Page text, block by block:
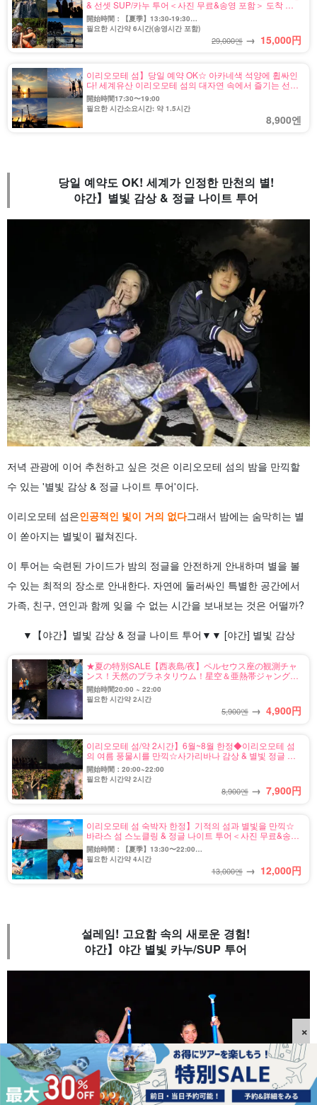
& 선셋 SUP/카누 투어＜사진 무료&송영 포함＞ 도착 당
일 참가도 대환영♪（No.144)
開始時間：【夏季】13:30-19:30
【冬季】13:30-18:15
필요한 시간약 6시간(송영시간 포함)
29,000엔 → 15,000円
이리오모테 섬】당일 예약 OK☆ 아카네색 석양에 휩싸인
다! 세계유산 이리오모테 섬의 대자연 속에서 즐기는 선셋
SUP or 카누 투어★《사진 무료 & 우에하라 지구 송영
OK》（No.t-4)
開始時間17:30〜19:00
필요한 시간소요시간: 약 1.5시간
8,900엔
당일 예약도 OK! 세계가 인정한 만천의 별!
야간】별빛 감상 & 정글 나이트 투어
저녁 관광에 이어 추천하고 싶은 것은 이리오모테 섬의 밤을 만끽할
수 있는 '별빛 감상 & 정글 나이트 투어'이다.
이리오모테 섬은인공적인 빛이 거의 없다그래서 밤에는 숨막히는 별
이 쏟아지는 별빛이 펼쳐진다.
이 투어는 숙련된 가이드가 밤의 정글을 안전하게 안내하며 별을 볼
수 있는 최적의 장소로 안내한다. 자연에 둘러싸인 특별한 공간에서
가족, 친구, 연인과 함께 잊을 수 없는 시간을 보내보는 것은 어떨까?
▼【야간】별빛 감상 & 정글 나이트 투어▼▼ [야간] 별빛 감상
★夏の特別SALE【西表島/夜】ペルセウス座の観測チャ
ンス！天然のプラネタリウム！星空＆亜熱帯ジャングル
ナイトツアー♪当日予約OK！子連れ家族・団体旅行にも
おすすめ（No.16）
開始時間20:00 ~ 22:00
필요한 시간약 2시간
5,900엔 → 4,900円
이리오모테 섬/약 2시간】6월~8월 한정◆이리오모테 섬
의 여름 풍물시를 만끽☆사가리바나 감상 & 별빛 정글 나
이트 투어(No.138)
開始時間：20:00~22:00
필요한 시간약 2시간
8,900엔 → 7,900円
이리오모테 섬 숙박자 한정】기적의 섬과 별빛을 만끽☆
바라스 섬 스노클링 & 정글 나이트 투어＜사진 무료&송영
포함＞ 도착 당일 참가도 대환영♪(No.143)
開始時間：【夏季】13:30〜22:00
【冬季】13:30〜21:30
필요한 시간약 4시간
13,000엔 → 12,000円
설레임! 고요함 속의 새로운 경험!
야간】야간 별빛 카누/SUP 투어
×